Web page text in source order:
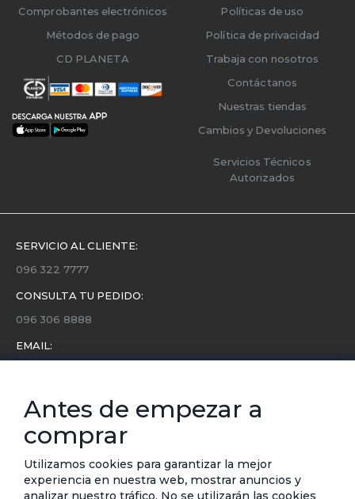
Comprobantes electrónicos
Métodos de pago
CD PLANETA
Políticas de uso
Política de privacidad
Trabaja con nosotros
Contáctanos
Nuestras tiendas
Cambios y Devoluciones
Servicios Técnicos
Autorizados
SERVICIO AL CLIENTE:
096 322 7777
CONSULTA TU PEDIDO:
096 306 8888
EMAIL:
Conoce toda la información sobre últimas colecciones,
eventos y ofertas.
Subscríbete a nuestro newsletter
SUSCRIBIRSE
Antes de empezar a
comprar
Utilizamos cookies para garantizar la mejor
experiencia en nuestra web, mostrar anuncios y
analizar nuestro tráfico. No se utilizarán las cookies